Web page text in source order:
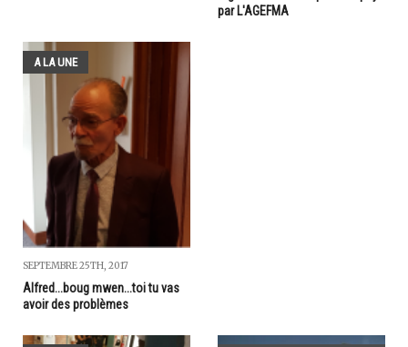
par L'AGEFMA
A LA UNE
SEPTEMBRE 25TH, 2017
Alfred...boug mwen...toi tu vas
avoir des problèmes